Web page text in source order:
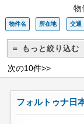
物
物件名 所在地 交通
＝ もっと絞り込む
次の10件>>
フォルトゥナ日